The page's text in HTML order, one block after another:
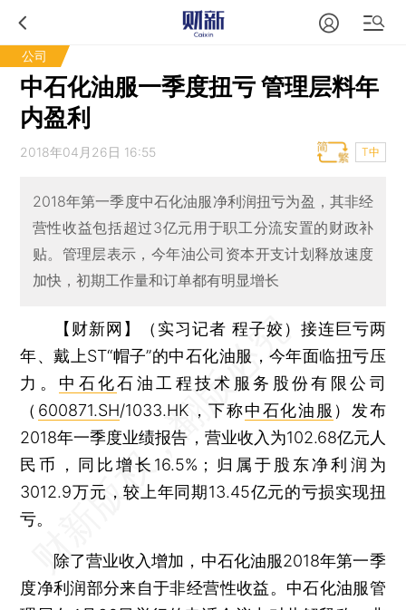
公司
中石化油服一季度扭亏 管理层料年
内盈利
2018年04月26日 16:55 T中
2018年第一季度中石化油服净利润扭亏为盈，其非经
营性收益包括超过3亿元用于职工分流安置的财政补
贴。管理层表示，今年油公司资本开支计划释放速度
加快，初期工作量和订单都有明显增长
【财新网】（实习记者 程子姣） 接连巨亏两
年、戴上ST“帽子”的中石化油服，今年面临扭亏压
力。 中石化石油工程技术服务股份有限公司
（ 600871.SH/1033.HK，下称中石化油服 ）发布
2018年一季度业绩报告，营业收入为102.68亿元人
民币，同比增长16.5%；归属于股东净利润为
3012.9万元，较上年同期13.45亿元的亏损实现扭
亏。
除了营业收入增加，中石化油服2018年第一季
度净利润部分来自于非经营性收益。中石化油服管